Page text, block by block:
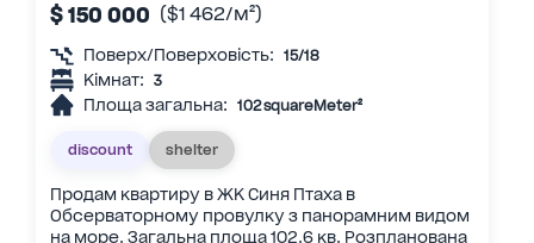
$ 150 000 ($1 462/м²)
Поверх/Поверховість: 15/18
Кімнат: 3
Площа загальна: 102 squareMeter²
discount shelter
Продам квартиру в ЖК Синя Птаха в
Обсерваторному провулку з панорамним видом
на море. Загальна площа 102.6 кв. Розпланована